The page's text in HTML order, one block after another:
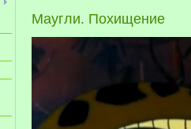
Маугли. Похищение